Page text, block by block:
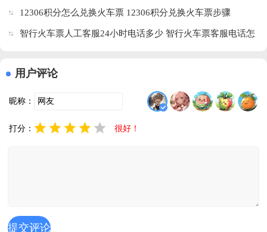
订单步骤
12306积分怎么兑换火车票 12306积分兑换火车票步骤
智行火车票人工客服24小时电话多少 智行火车票客服电话怎
用户评论
昵称：
打分： 很好！